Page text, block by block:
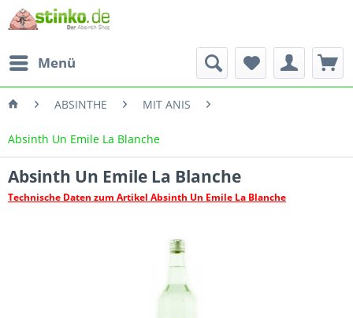
Menü
ABSINTHE MIT ANIS
Absinth Un Emile La Blanche
Absinth Un Emile La Blanche
Technische Daten zum Artikel Absinth Un Emile La Blanche